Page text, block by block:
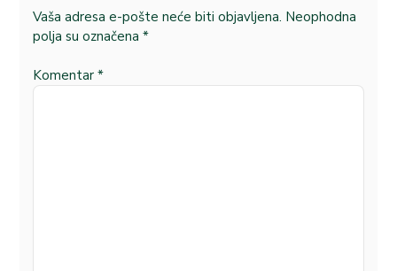
Vaša adresa e-pošte neće biti objavljena. Neophodna
polja su označena *
Komentar *